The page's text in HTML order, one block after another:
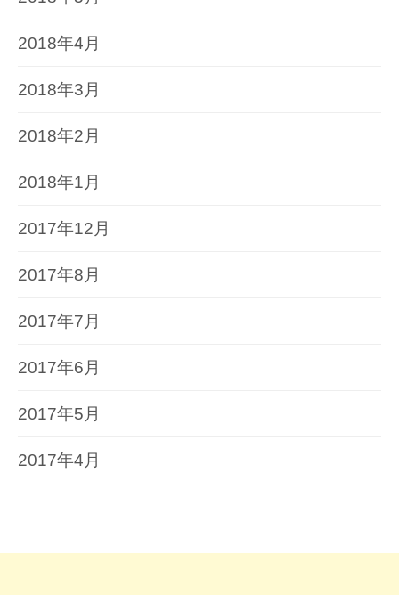
2018年4月
2018年3月
2018年2月
2018年1月
2017年12月
2017年8月
2017年7月
2017年6月
2017年5月
2017年4月